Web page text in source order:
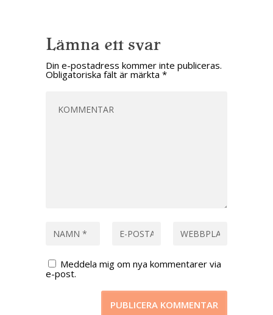
Lämna ett svar
Din e-postadress kommer inte publiceras.
Obligatoriska fält är märkta *
Meddela mig om nya kommentarer via
e-post.